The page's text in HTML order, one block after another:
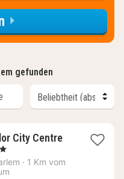
gefunden
City Centre
· 1 Km vom